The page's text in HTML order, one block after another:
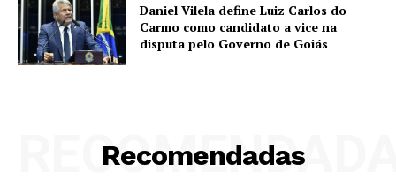
Daniel Vilela define Luiz Carlos do
Carmo como candidato a vice na
disputa pelo Governo de Goiás
Recomendadas